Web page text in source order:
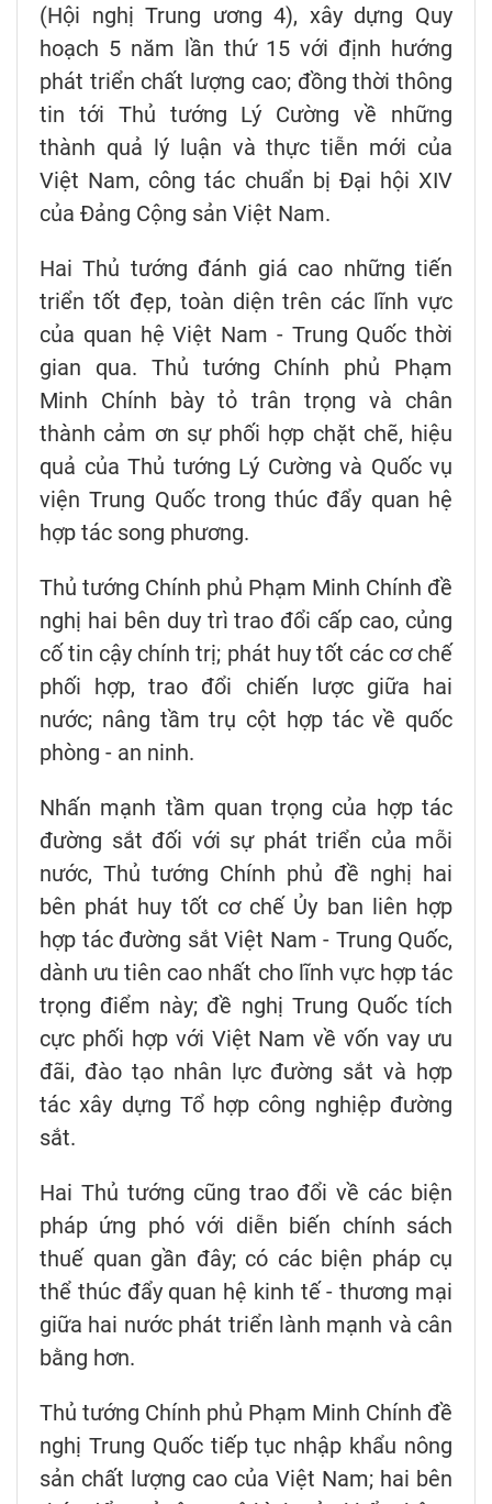
(Hội nghị Trung ương 4), xây dựng Quy
hoạch 5 năm lần thứ 15 với định hướng
phát triển chất lượng cao; đồng thời thông
tin tới Thủ tướng Lý Cường về những
thành quả lý luận và thực tiễn mới của
Việt Nam, công tác chuẩn bị Đại hội XIV
của Đảng Cộng sản Việt Nam.
Hai Thủ tướng đánh giá cao những tiến
triển tốt đẹp, toàn diện trên các lĩnh vực
của quan hệ Việt Nam - Trung Quốc thời
gian qua. Thủ tướng Chính phủ Phạm
Minh Chính bày tỏ trân trọng và chân
thành cảm ơn sự phối hợp chặt chẽ, hiệu
quả của Thủ tướng Lý Cường và Quốc vụ
viện Trung Quốc trong thúc đẩy quan hệ
hợp tác song phương.
Thủ tướng Chính phủ Phạm Minh Chính đề
nghị hai bên duy trì trao đổi cấp cao, củng
cố tin cậy chính trị; phát huy tốt các cơ chế
phối hợp, trao đổi chiến lược giữa hai
nước; nâng tầm trụ cột hợp tác về quốc
phòng - an ninh.
Nhấn mạnh tầm quan trọng của hợp tác
đường sắt đối với sự phát triển của mỗi
nước, Thủ tướng Chính phủ đề nghị hai
bên phát huy tốt cơ chế Ủy ban liên hợp
hợp tác đường sắt Việt Nam - Trung Quốc,
dành ưu tiên cao nhất cho lĩnh vực hợp tác
trọng điểm này; đề nghị Trung Quốc tích
cực phối hợp với Việt Nam về vốn vay ưu
đãi, đào tạo nhân lực đường sắt và hợp
tác xây dựng Tổ hợp công nghiệp đường
sắt.
Hai Thủ tướng cũng trao đổi về các biện
pháp ứng phó với diễn biến chính sách
thuế quan gần đây; có các biện pháp cụ
thể thúc đẩy quan hệ kinh tế - thương mại
giữa hai nước phát triển lành mạnh và cân
bằng hơn.
Thủ tướng Chính phủ Phạm Minh Chính đề
nghị Trung Quốc tiếp tục nhập khẩu nông
sản chất lượng cao của Việt Nam; hai bên